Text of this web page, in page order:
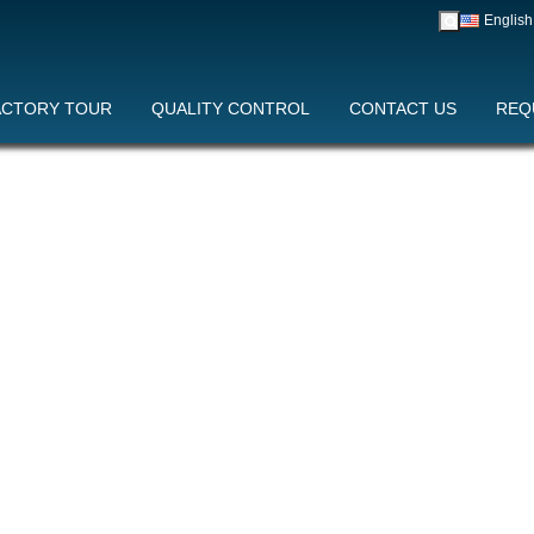
CONTROL CONTACT US REQUEST A QUOTE
English
TOUR QUALITY CONTROL CONTACT US